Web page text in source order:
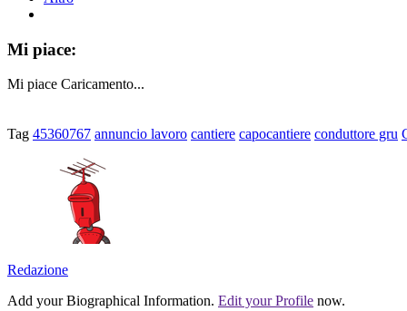
Mi piace:
Mi piace Caricamento...
Tag 45360767 annuncio lavoro cantiere capocantiere conduttore gru
Redazione
Add your Biographical Information. Edit your Profile now.